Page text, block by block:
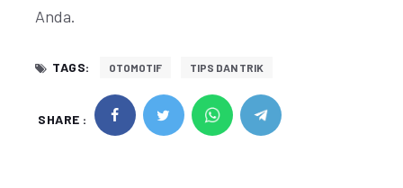
Anda.
TAGS: OTOMOTIF TIPS DAN TRIK
SHARE :